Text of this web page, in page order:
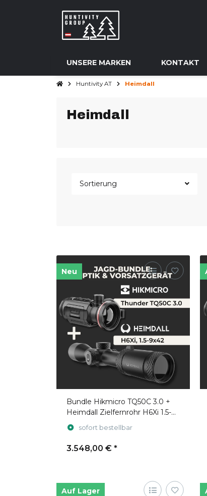
UNSERE MARKEN KONTAKT
Huntivity AT Heimdall
Heimdall
Sortierung
Neu
Bundle Hikmicro TQ50C 3.0 +
Heimdall Zielfernrohr H6Xi 1.5-
9x42sofort bestellbar
3.548,00 € *
Auf Lager